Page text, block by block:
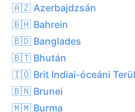
🇦🇿 Azerbajdzsán
🇧🇭 Bahrein
🇧🇩 Banglades
🇧🇹 Bhután
🇮🇴 Brit Indiai-óceáni
🇧🇳 Brunei
🇲🇲 Burma